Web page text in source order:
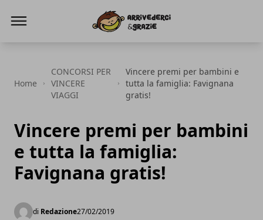
Home
CONCORSI PER
VINCERE
VIAGGI
Vincere premi per bambini e
tutta la famiglia: Favignana
gratis!
Vincere premi per bambini
e tutta la famiglia:
Favignana gratis!
di Redazione27/02/2019